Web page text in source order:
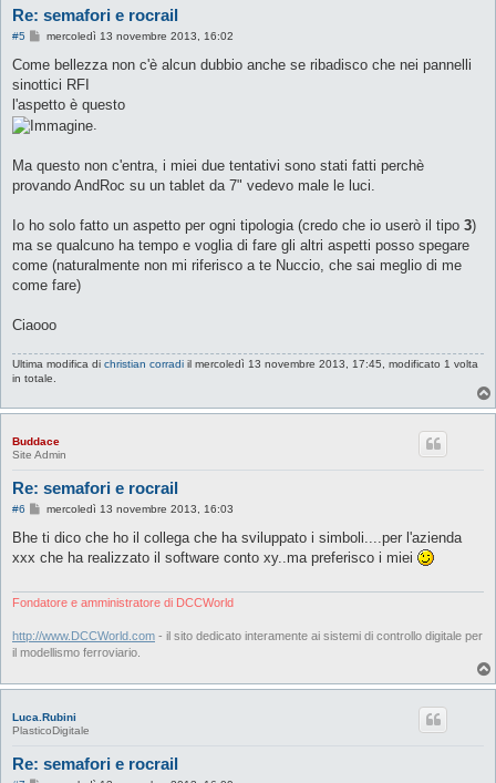
Re: semafori e rocrail
#5
M
s
a
g
i
mercoledì 13 novembre 2013, 16:02
Come bellezza non c'è alcun dubbio anche se ribadisco che nei pannelli
sinottici RFI
l'aspetto è questo
.
Ma questo non c'entra, i miei due tentativi sono stati fatti perchè
provando AndRoc su un tablet da 7" vedevo male le luci.
Io ho solo fatto un aspetto per ogni tipologia (credo che io userò il tipo 3)
ma se qualcuno ha tempo e voglia di fare gli altri aspetti posso spegare
come (naturalmente non mi riferisco a te Nuccio, che sai meglio di me
come fare)
Ciaooo
Ultima modifica di christian corradi il mercoledì 13 novembre 2013, 17:45, modificato 1 volta
in totale.
Buddace
Site Admin
Re: semafori e rocrail
#6
M
s
a
i
mercoledì 13 novembre 2013, 16:03
Bhe ti dico che ho il collega che ha sviluppato i simboli....per l'azienda
xxx che ha realizzato il software conto xy..ma preferisco i miei
Fondatore e amministratore di DCCWorld
http://www.DCCWorld.com - il sito dedicato interamente ai sistemi di controllo digitale per
il modellismo ferroviario.
Luca.Rubini
PlasticoDigitale
Re: semafori e rocrail